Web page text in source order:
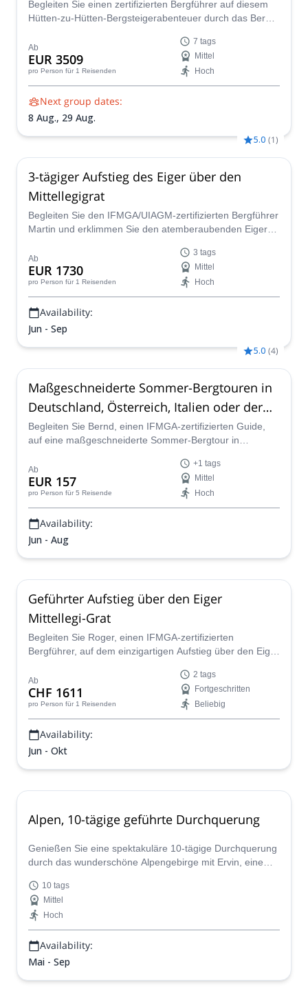
Begleiten Sie einen zertifizierten Bergführer auf diesem
Hütten-zu-Hütten-Bergsteigerabenteuer durch das Berner
die berühmte Jungfrau und der Mönch
Ab
EUR 3509
pro Person für 1 Reisenden
7 tags
Mittel
Hoch
Next group dates:
8 Aug., 29 Aug.
5.0 (1)
3-tägiger Aufstieg des Eiger über den
Mittellegigrat
Begleiten Sie den IFMGA/UIAGM-zertifizierten Bergführer
Martin und erklimmen Sie den atemberaubenden Eiger-
Ab
EUR 1730
pro Person für 1 Reisenden
3 tags
Mittel
Hoch
Availability:
Jun - Sep
5.0 (4)
Maßgeschneiderte Sommer-Bergtouren in
Deutschland, Österreich, Italien oder der
Schweiz
Begleiten Sie Bernd, einen IFMGA-zertifizierten Guide,
auf eine maßgeschneiderte Sommer-Bergtour in
eine Tour entwerfen, die Ihrem Niveau, Ihren Wünschen
und Ihrer verfügbaren Zeit entspricht.
Ab
EUR 157
pro Person für 5 Reisende
+1 tags
Mittel
Hoch
Availability:
Jun - Aug
Geführter Aufstieg über den Eiger
Mittellegi-Grat
Begleiten Sie Roger, einen IFMGA-zertifizierten
Bergführer, auf dem einzigartigen Aufstieg über den Eiger
in den Berner Alpen.
Ab
CHF 1611
pro Person für 1 Reisenden
2 tags
Fortgeschritten
Beliebig
Availability:
Jun - Okt
Alpen, 10-tägige geführte Durchquerung
Genießen Sie eine spektakuläre 10-tägige Durchquerung
durch das wunderschöne Alpengebirge mit Ervin, einem
für Sie maßschneidert.
10 tags
Mittel
Hoch
Availability:
Mai - Sep